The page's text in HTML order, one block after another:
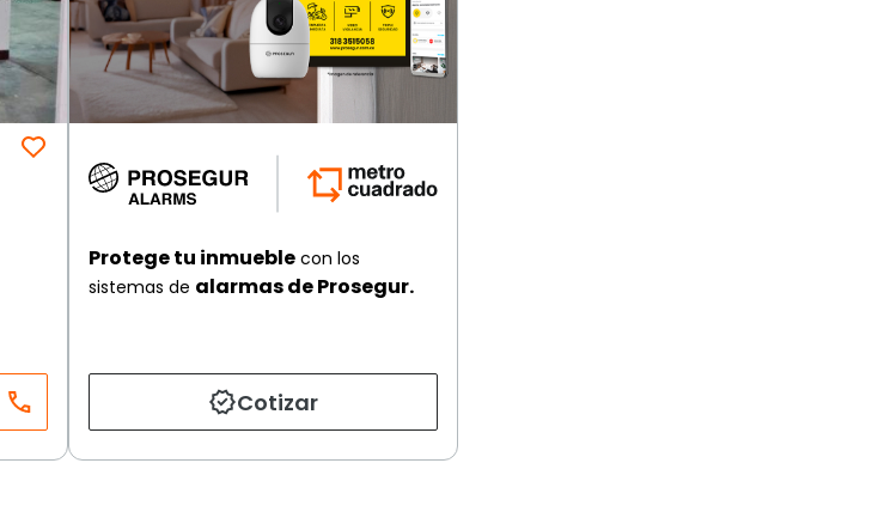
Protege tu inmueble con los
sistemas de alarmas de Prosegur.
Cotizar